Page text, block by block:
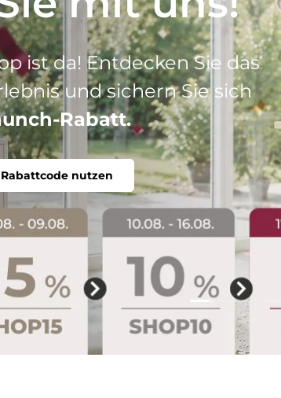
HJH
ein Ziel: Ihr perfekter
komfortabel, individuell.
Folie laden
Folie